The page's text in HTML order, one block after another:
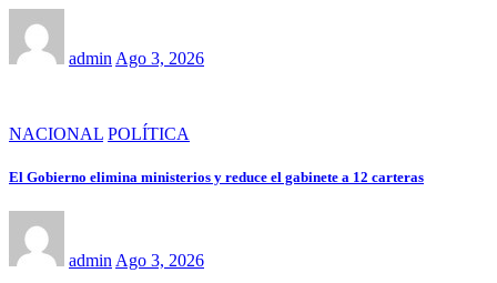
admin Ago 3, 2026
NACIONAL POLÍTICA
El Gobierno elimina ministerios y reduce el gabinete a 12 carteras
admin Ago 3, 2026